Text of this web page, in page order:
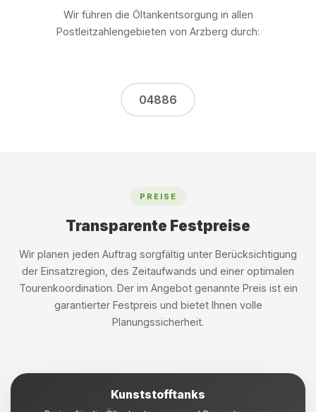
Wir führen die Öltankentsorgung in allen
Postleitzahlengebieten von Arzberg durch:
04886
PREISE
Transparente Festpreise
Wir planen jeden Auftrag sorgfältig unter Berücksichtigung
der Einsatzregion, des Zeitaufwands und einer optimalen
Tourenkoordination. Der im Angebot genannte Preis ist ein
garantierter Festpreis und bietet Ihnen volle
Planungssicherheit.
Kunststofftanks